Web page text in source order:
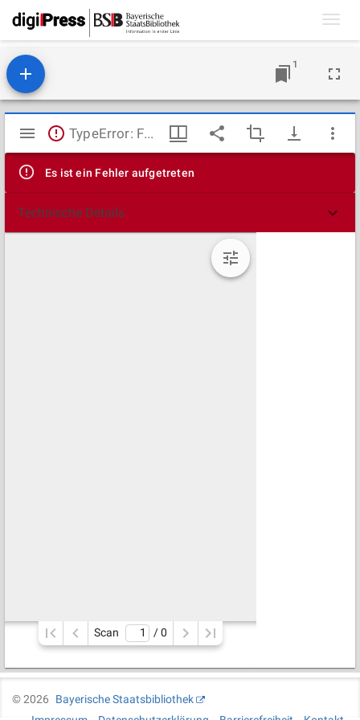
1
Mirador
Viewer
TypeError: Failed to fetch
Es ist ein Fehler aufgetreten
Technische Details
Scan / 0
©2026
Bayerische Staatsbibliothek